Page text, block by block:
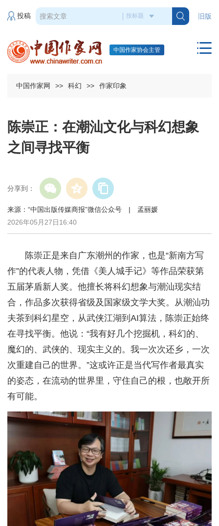
旧版
投稿
中国作家协会主管
中国作家网 >> 科幻 >> 作家印象
陈崇正：在潮汕文化与科幻想象
之间寻找平衡
分享到：
来源：“中国出版传媒商报”微信公众号 | 孟丽媛
2026年05月27日16:40
陈崇正是来自广东潮州的‌作家‌，也是“‌新南方写
作‌”的代表人物，凭借《美人城手记》等作品荣获‌第
五届茅盾新人奖‌。他擅长将科幻想象与潮汕现实结
合，作品多次获得省级及国家级文学大奖。从潮汕功
夫茶到科幻星空，从武侠江湖到AI算法，陈崇正始终
在寻找平衡。他说：“我有好几个挖掘机，科幻的、
魔幻的、武侠的、现实主义的。我一次次还乡，一次
次重建自己的世界。”这或许正是当代写作者最真实
的姿态，在流动的世界里，守住自己的根，也敞开所
有可能。